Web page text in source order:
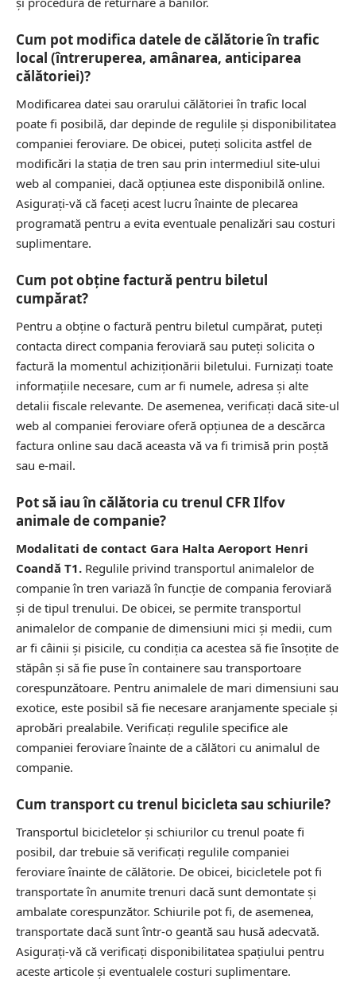
Cum pot modifica datele de călătorie în trafic
local (întreruperea, amânarea, anticiparea
călătoriei)?
Modificarea datei sau orarului călătoriei în trafic local
poate fi posibilă, dar depinde de regulile și disponibilitatea
companiei feroviare. De obicei, puteți solicita astfel de
modificări la stația de tren sau prin intermediul site-ului
web al companiei, dacă opțiunea este disponibilă online.
Asigurați-vă că faceți acest lucru înainte de plecarea
programată pentru a evita eventuale penalizări sau costuri
suplimentare.
Cum pot obţine factură pentru biletul
cumpărat?
Pentru a obține o factură pentru biletul cumpărat, puteți
contacta direct compania feroviară sau puteți solicita o
factură la momentul achiziționării biletului. Furnizați toate
informațiile necesare, cum ar fi numele, adresa și alte
detalii fiscale relevante. De asemenea, verificați dacă site-ul
web al companiei feroviare oferă opțiunea de a descărca
factura online sau dacă aceasta vă va fi trimisă prin poștă
sau e-mail.
Pot să iau în călătoria cu trenul CFR Ilfov
animale de companie?
Modalitati de contact Gara Halta Aeroport Henri
Coandă T1. Regulile privind transportul animalelor de
companie în tren variază în funcție de compania feroviară
și de tipul trenului. De obicei, se permite transportul
animalelor de companie de dimensiuni mici și medii, cum
ar fi câinii și pisicile, cu condiția ca acestea să fie însoțite de
stăpân și să fie puse în containere sau transportoare
corespunzătoare. Pentru animalele de mari dimensiuni sau
exotice, este posibil să fie necesare aranjamente speciale și
aprobări prealabile. Verificați regulile specifice ale
companiei feroviare înainte de a călători cu animalul de
companie.
Cum transport cu trenul bicicleta sau schiurile?
Transportul bicicletelor și schiurilor cu trenul poate fi
posibil, dar trebuie să verificați regulile companiei
feroviare înainte de călătorie. De obicei, bicicletele pot fi
transportate în anumite trenuri dacă sunt demontate și
ambalate corespunzător. Schiurile pot fi, de asemenea,
transportate dacă sunt într-o geantă sau husă adecvată.
Asigurați-vă că verificați disponibilitatea spațiului pentru
aceste articole și eventualele costuri suplimentare.